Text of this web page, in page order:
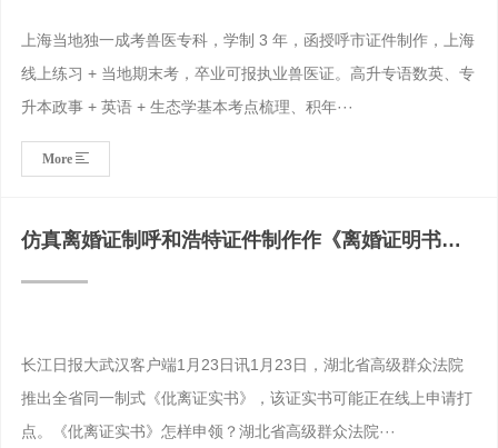
上海当地独一成考兽医专科，学制 3 年，函授呼市证件制作，上海
线上练习 + 当地期末考，卒业可报执业兽医证。高升专语数英、专
升本政事 + 英语 + 生态学基本考点梳理、积年···
More
仿真离婚证制呼和浩特证件制作作《离婚证明书》
可以在网上办
长江日报大武汉客户端1月23日讯1月23日，湖北省高级群众法院
推出全省同一制式《仳离证实书》，该证实书可能正在线上申请打
点。《仳离证实书》怎样申领？湖北省高级群众法院···